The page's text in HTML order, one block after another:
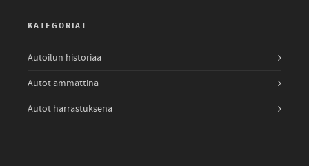
KATEGORIAT
Autoilun historiaa
Autot ammattina
Autot harrastuksena